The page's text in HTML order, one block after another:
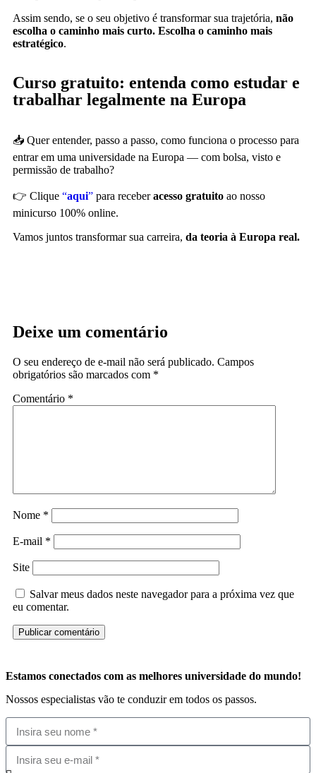
Assim sendo, se o seu objetivo é transformar sua trajetória, não
escolha o caminho mais curto. Escolha o caminho mais
estratégico.
Curso gratuito: entenda como estudar e
trabalhar legalmente na Europa
📥 Quer entender, passo a passo, como funciona o processo para
entrar em uma universidade na Europa — com bolsa, visto e
permissão de trabalho?
👉 Clique “aqui” para receberacesso gratuito ao nosso
minicurso 100% online.
Vamos juntos transformar sua carreira, da teoria à Europa real.
Deixe um comentário
O seu endereço de e-mail não será publicado. Campos
obrigatórios são marcados com *
Comentário *
Nome *
E-mail *
Site
Salvar meus dados neste navegador para a próxima vez que
eu comentar.
Estamos conectados com as melhores universidade do mundo!
Nossos especialistas vão te conduzir em todos os passos.